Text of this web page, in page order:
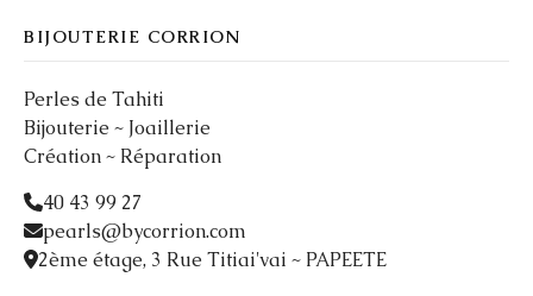
BIJOUTERIE CORRION
Perles de Tahiti
Bijouterie ~ Joaillerie
Création ~ Réparation
40 43 99 27
pearls@bycorrion.com
2ème étage, 3 Rue Titiai'vai ~ PAPEETE